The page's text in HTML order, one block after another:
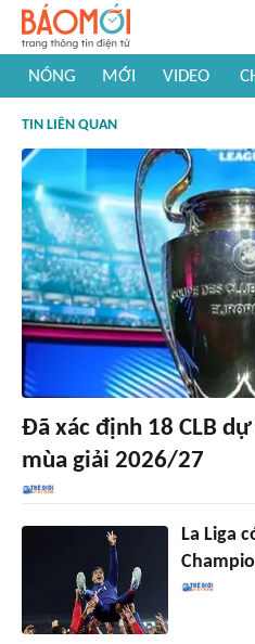
NÓNG MỚI VIDEO
#Khám phá thế giới
TIN LIÊN QUAN
Đã xác định 18 CLB
mùa giải 2026/27
La Liga